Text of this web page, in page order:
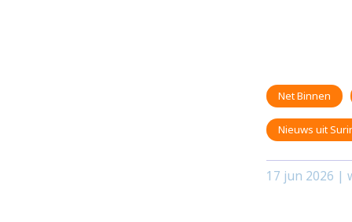
Net Binnen
Nieuws uit
17 jun 2026 |